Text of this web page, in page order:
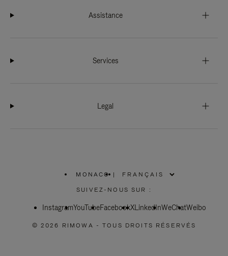
Assistance
Services
Legal
MONACO
SÉLECTIONNEZ
VOTRE
|
SUIVEZ-NOUS SUR :
InstagramYouTubeFacebookXLinkedInWeChatWeibo
© 2026 RIMOWA - TOUS DROITS RÉSERVÉS